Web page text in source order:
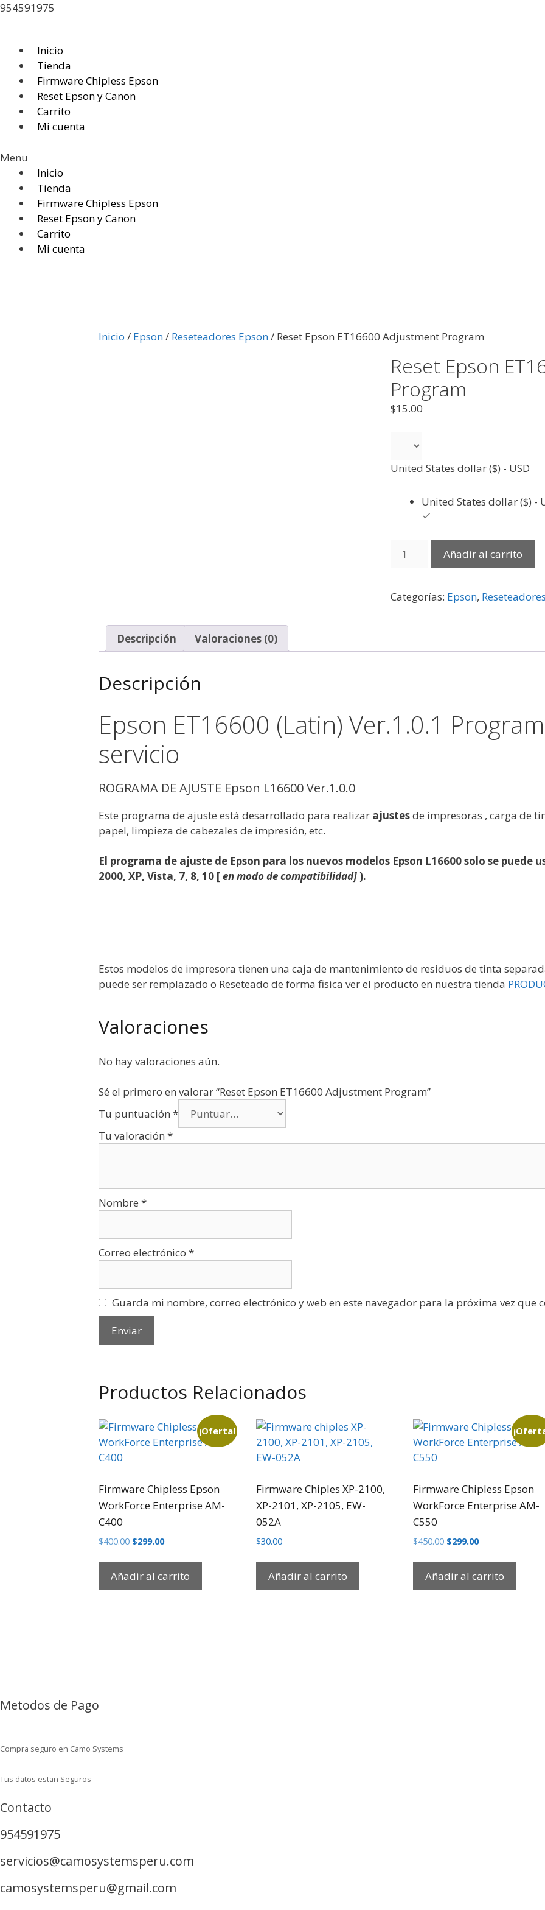
Saltar
954591975
Inicio
Tienda
Firmware Chipless Epson
Reset Epson y Canon
Carrito
Mi cuenta
Menu
Inicio
Tienda
Firmware Chipless Epson
Reset Epson y Canon
Carrito
Mi cuenta
Inicio / Epson/ Reseteadores Epson/ Reset Epson ET16600 Adjustment Program
Reset Epson
Program
$15.00
United States dollar ($) - USD
United States dollar ($) -
Epson
Adjustment
Program
Añadir al carrito
Categorías: Epson,
Descripción Valoraciones (0)
Descripción
Epson ET16600 (Latin) Ver.1.0.1
servicio
ROGRAMA DE AJUSTE Epson L16600 Ver.1.0.0
Este programa de ajuste está desarrollado para realizar ajustesde impresoras , carga de
papel, limpieza de cabezales de impresión, etc.
El programa de ajuste de Epson para los nuevos modelos Epson L16600 solo se puede
2000, XP, Vista, 7, 8, 10 [ en modo de compatibilidad] ).
Estos modelos de impresora tienen una caja de mantenimiento de residuos de tinta
puede ser remplazado o Reseteado de forma fisica ver el producto en nuestra tienda
Valoraciones
No hay valoraciones aún.
Sé el primero en valorar “Reset Epson ET16600 Adjustment Program”
Tu puntuación *
Tu valoración *
Nombre *
Correo electrónico *
Guarda mi nombre, correo electrónico y web en este navegador para la próxima vez que
Productos Relacionados
¡Oferta!
Firmware Chipless Epson
WorkForce Enterprise AM-
C400
$400.00 El
original
era:
$400.00.
$299.00El
actual
es:
$299.00.
Añadir al carrito
Firmware Chiples XP-2100,
XP-2101, XP-2105, EW-
052A
$30.00
Añadir al carrito
Firmware Chipless Epson
WorkForce Enterprise AM-
C550
$450.00 El
original
era:
$450.00.
$299.00El
actual
es:
$299.00.
Añadir al carrito
Metodos de Pago
Compra seguro en Camo Systems
Tus datos estan Seguros
Contacto
954591975
servicios@camosystemsperu.com
camosystemsperu@gmail.com